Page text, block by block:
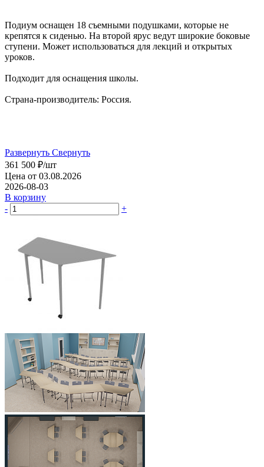
Подиум оснащен 18 съемными подушками, которые не
крепятся к сиденью. На второй ярус ведут широкие боковые
ступени. Может использоваться для лекций и открытых
уроков.
Подходит для оснащения школы.
Страна-производитель: Россия.
Развернуть Свернуть
361 500 ₽/шт
Цена от 03.08.2026
2026-08-03
В корзину
-
+